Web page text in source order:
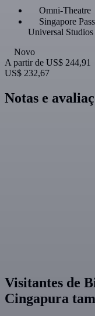
Omni-Theatre
Singapore
Universal Studios
Novo
A partir de US$ 244,91
US$ 232,67
Notas e
Visitantes de
Cingapura